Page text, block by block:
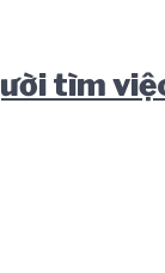
tìm